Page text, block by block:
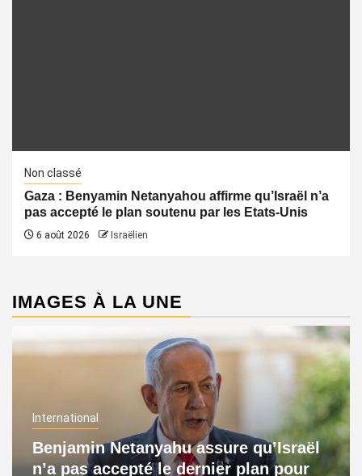
Non classé
Gaza : Benyamin Netanyahou affirme qu’Israël n’a
pas accepté le plan soutenu par les Etats-Unis
6 août 2026 Israëlien
IMAGES À LA UNE
International
Benjamin Netanyahu assure qu’Israël
n’a pas accepté le dernier plan pour